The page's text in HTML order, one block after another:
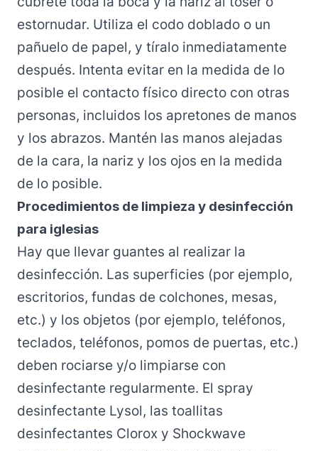
estornudar. Utiliza el codo doblado o un
pañuelo de papel, y tíralo inmediatamente
después. Intenta evitar en la medida de lo
posible el contacto físico directo con otras
personas, incluidos los apretones de manos
y los abrazos. Mantén las manos alejadas
de la cara, la nariz y los ojos en la medida
de lo posible.
Procedimientos de limpieza y desinfección
para iglesias
Hay que llevar guantes al realizar la
desinfección. Las superficies (por ejemplo,
escritorios, fundas de colchones, mesas,
etc.) y los objetos (por ejemplo, teléfonos,
teclados, teléfonos, pomos de puertas, etc.)
deben rociarse y/o limpiarse con
desinfectante regularmente. El spray
desinfectante Lysol, las toallitas
desinfectantes Clorox y Shockwave